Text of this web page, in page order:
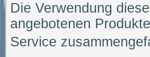
Die Verwendung
angebotenen
Service